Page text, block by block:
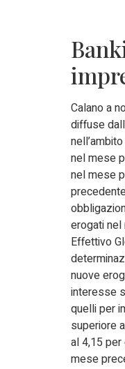
Calano a
diffuse
nel mese
nel mese
erogati
Effettivo
nuove
interesse
quelli per
superiore
al 4,15
mese